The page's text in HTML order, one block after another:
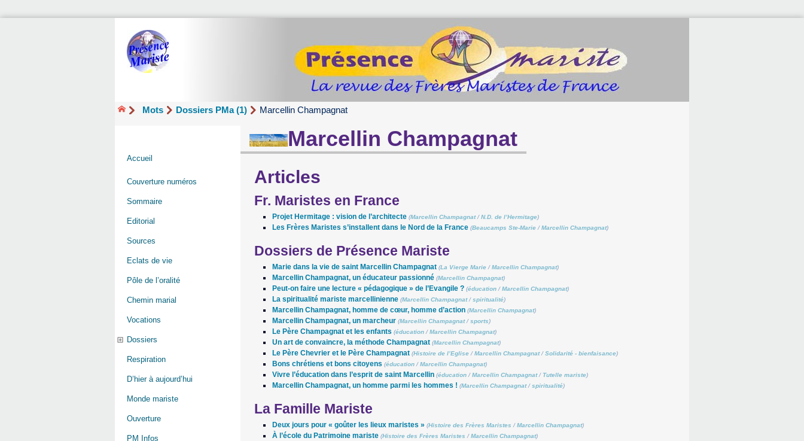
Mots Dossiers PMa (1) Marcellin Champagnat
Marcellin Champagnat
Articles
Fr. Maristes en France
Projet Hermitage : vision de l’architecte (Marcellin Champagnat/N.D. de l’Hermitage)
Les Frères Maristes s’installent dans le Nord de la France (Beaucamps Ste-Marie/Marcellin Champagnat)
Dossiers de Présence Mariste
Marie dans la vie de saint Marcellin Champagnat (La Vierge Marie/Marcellin Champagnat)
Marcellin Champagnat, un éducateur passionné (Marcellin Champagnat)
Peut-on faire une lecture « pédagogique » de l’Evangile ? (éducation/Marcellin Champagnat)
La spiritualité mariste marcellinienne (Marcellin Champagnat/spiritualité)
Marcellin Champagnat, homme de cœur, homme d’action (Marcellin Champagnat)
Marcellin Champagnat, un marcheur (Marcellin Champagnat/sports)
Le Père Champagnat et les enfants (éducation/Marcellin Champagnat)
Un art de convaincre, la méthode Champagnat (Marcellin Champagnat)
Le Père Chevrier et le Père Champagnat (Histoire de l’Eglise/Marcellin Champagnat/Solidarité - bienfaisance)
Bons chrétiens et bons citoyens (éducation/Marcellin Champagnat)
Vivre l’éducation dans l’esprit de saint Marcellin (éducation/Marcellin Champagnat/ Tutelle mariste)
Marcellin Champagnat, un homme parmi les hommes ! (Marcellin Champagnat/spiritualité)
La Famille Mariste
Deux jours pour « goûter les lieux maristes » (Histoire des Frères Maristes /Marcellin Champagnat)
À l’école du Patrimoine mariste (Histoire des Frères Maristes /Marcellin Champagnat)
Accueil
Couverture numéros
Sommaire
Editorial
Sources
Eclats de vie
Pôle de l’oralité
Chemin marial
Vocations
Dossiers
Respiration
D’hier à aujourd’hui
Monde mariste
Ouverture
PM Infos